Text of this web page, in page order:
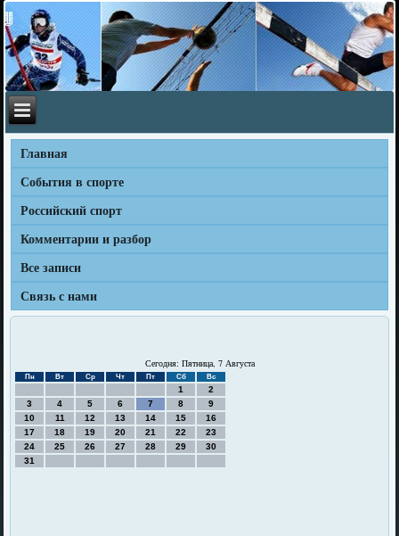
Главная
События в спорте
Российский спорт
Комментарии и разбор
Все записи
Связь с нами
Сегодня: Пятница, 7 Августа
Пн Вт Ср Чт Пт Сб Вс
1
2
3
4 5 6 7 8
9
10
11 12 13 14 15
16
17
18 19 20 21 22
23
24
25 26 27 28 29
30
31